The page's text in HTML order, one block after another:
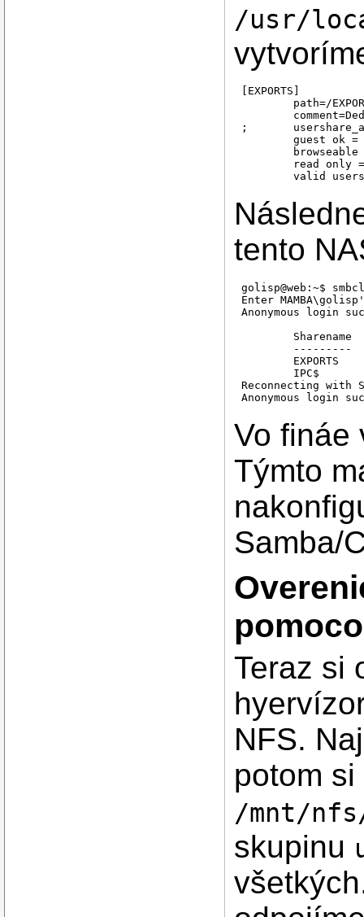
/usr/
[EXPORTS]
;	usershare_acl=FREEBSD-12\golisp:F,
	guest ok = yes
tento
golisp@web:~$
Enter
Anonymous login
Reconnecting with
Anonymous login
	Server               Comment
	---------            -------
	Workgroup            Master
	---------            -------
Vo fináe
Týmto
Samba/
Teraz si
NFS.
potom
/mnt/
skupinu